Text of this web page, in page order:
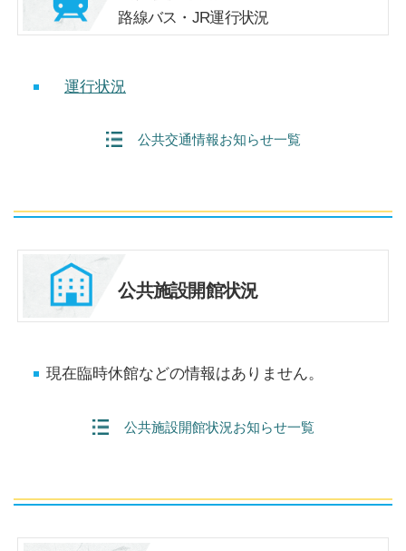
路線バス・JR運行状況
運行状況
公共交通情報お知らせ一覧
公共施設開館状況
現在臨時休館などの情報はありません。
公共施設開館状況お知らせ一覧